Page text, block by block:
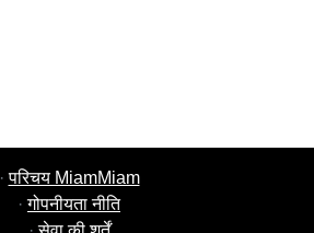
·परिचय MiamMiam
·गोपनीयता नीति